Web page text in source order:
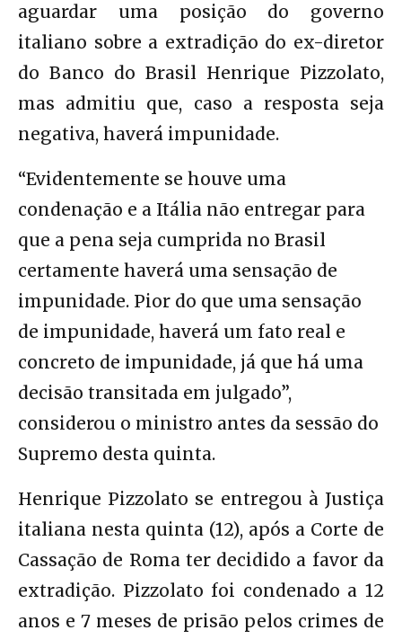
aguardar uma posição do governo
italiano sobre a extradição do ex-diretor
do Banco do Brasil Henrique Pizzolato,
mas admitiu que, caso a resposta seja
negativa, haverá impunidade.
“Evidentemente se houve uma
condenação e a Itália não entregar para
que a pena seja cumprida no Brasil
certamente haverá uma sensação de
impunidade. Pior do que uma sensação
de impunidade, haverá um fato real e
concreto de impunidade, já que há uma
decisão transitada em julgado”,
considerou o ministro antes da sessão do
Supremo desta quinta.
Henrique Pizzolato se entregou à Justiça
italiana nesta quinta (12), após a Corte de
Cassação de Roma ter decidido a favor da
extradição. Pizzolato foi condenado a 12
anos e 7 meses de prisão pelos crimes de